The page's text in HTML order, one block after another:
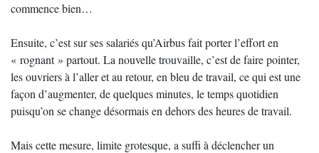
commence bien…
Ensuite, c’est sur ses salariés qu’Airbus fait porter l’effort en
« rognant » partout. La nouvelle trouvaille, c’est de faire pointer,
les ouvriers à l’aller et au retour, en bleu de travail, ce qui est une
façon d’augmenter, de quelques minutes, le temps quotidien
puisqu’on se change désormais en dehors des heures de travail.
Mais cette mesure, limite grotesque, a suffi à déclencher un